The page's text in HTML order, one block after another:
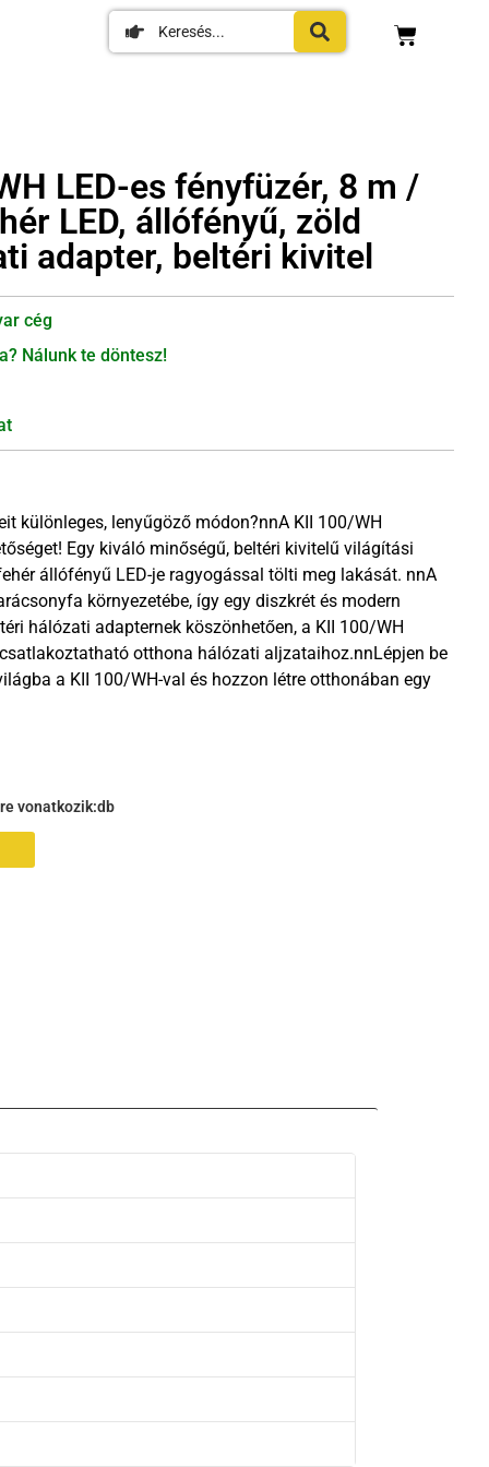
LED-es fényfüzér, 8 m /
LED, állófényű, zöld
adapter, beltéri kivitel
cég
Nálunk te döntesz!
különleges, lenyűgöző módon?nnA KII 100/WH
Egy kiváló minőségű, beltéri kivitelű világítási
állófényű LED-je ragyogással tölti meg lakását. nnA
környezetébe, így egy diszkrét és modern
hálózati adapternek köszönhetően, a KII 100/WH
otthona hálózati aljzataihoz.nnLépjen be
a KII 100/WH-val és hozzon létre otthonában egy
vonatkozik:db